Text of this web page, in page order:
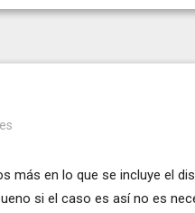
más en lo que se incluye el
si el caso es así no es